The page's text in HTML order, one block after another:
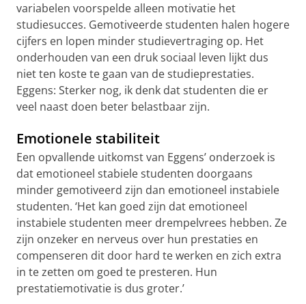
variabelen voorspelde alleen motivatie het
studiesucces. Gemotiveerde studenten halen hogere
cijfers en lopen minder studievertraging op. Het
onderhouden van een druk sociaal leven lijkt dus
niet ten koste te gaan van de studieprestaties.
Eggens: Sterker nog, ik denk dat studenten die er
veel naast doen beter belastbaar zijn.
Emotionele stabiliteit
Een opvallende uitkomst van Eggens’ onderzoek is
dat emotioneel stabiele studenten doorgaans
minder gemotiveerd zijn dan emotioneel instabiele
studenten. ‘Het kan goed zijn dat emotioneel
instabiele studenten meer drempelvrees hebben. Ze
zijn onzeker en nerveus over hun prestaties en
compenseren dit door hard te werken en zich extra
in te zetten om goed te presteren. Hun
prestatiemotivatie is dus groter.’